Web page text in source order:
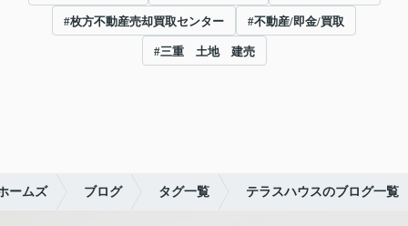
#枚方不動産売却買取センター #不動産/即金/買取
#三重 土地 建売
ームズ ブログ タグ一覧 テラスハウスのブログ一覧